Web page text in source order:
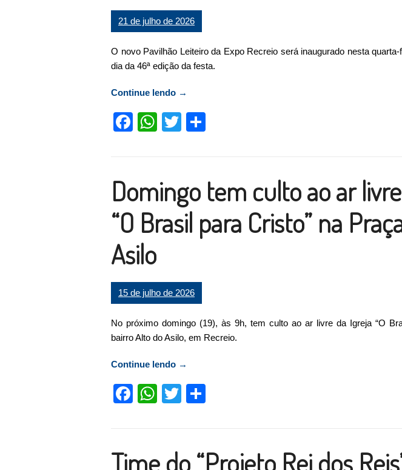
21 de julho de 2026
O novo Pavilhão Leiteiro da Expo Recreio será inaugurado nesta
dia da 46ª edição da festa.
Continue lendo “Novo Pavilhão Leiteiro da Expo Recreio será
→
Facebook
WhatsApp
Twitter
Domingo tem culto ao ar
“O Brasil para Cristo” na
Asilo
15 de julho de 2026
No próximo domingo (19), às 9h, tem culto ao ar livre da Igreja “O
bairro Alto do Asilo, em Recreio.
Continue lendo “Domingo tem culto ao ar livre da Igreja “O Brasil
→
Facebook
WhatsApp
Twitter
Time do “Projeto Rei dos